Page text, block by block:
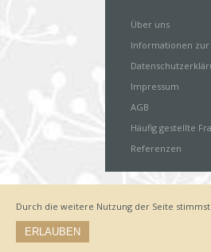
Über uns
Informationen
Impressum
AGB
Häufig gestellte
Referenzen
Durch die weitere Nutzung der Seite
ERLAUBEN